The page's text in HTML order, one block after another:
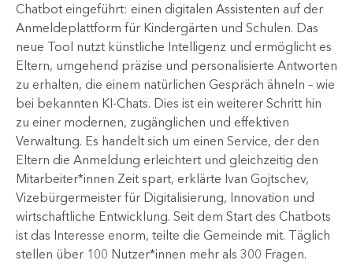
Chatbot eingeführt: einen digitalen Assistenten auf der
Anmeldeplattform für Kindergärten und Schulen. Das
neue Tool nutzt künstliche Intelligenz und ermöglicht es
Eltern, umgehend präzise und personalisierte Antworten
zu erhalten, die einem natürlichen Gespräch ähneln – wie
bei bekannten KI-Chats. Dies ist ein weiterer Schritt hin
zu einer modernen, zugänglichen und effektiven
Verwaltung. Es handelt sich um einen Service, der den
Eltern die Anmeldung erleichtert und gleichzeitig den
Mitarbeiter*innen Zeit spart, erklärte Ivan Gojtschev,
Vizebürgermeister für Digitalisierung, Innovation und
wirtschaftliche Entwicklung. Seit dem Start des Chatbots
ist das Interesse enorm, teilte die Gemeinde mit. Täglich
stellen über 100 Nutzer*innen mehr als 300 Fragen.